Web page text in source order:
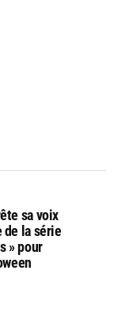
sa voix
de la série
» pour